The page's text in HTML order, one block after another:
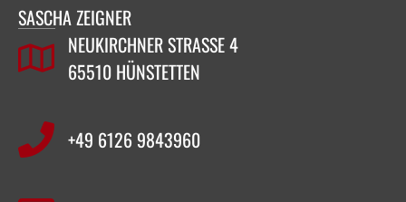
SASCHA ZEIGNER
NEUKIRCHNER STRASSE 4
65510 HÜNSTETTEN
+49 6126 9843960‬